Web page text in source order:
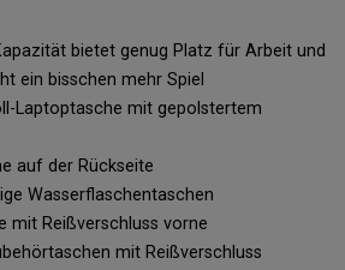
bietet genug Platz für Arbeit und
ein bisschen mehr Spiel
Laptoptasche mit gepolstertem
auf der Rückseite
Wasserflaschentaschen
mit Reißverschluss vorne
mit Reißverschluss